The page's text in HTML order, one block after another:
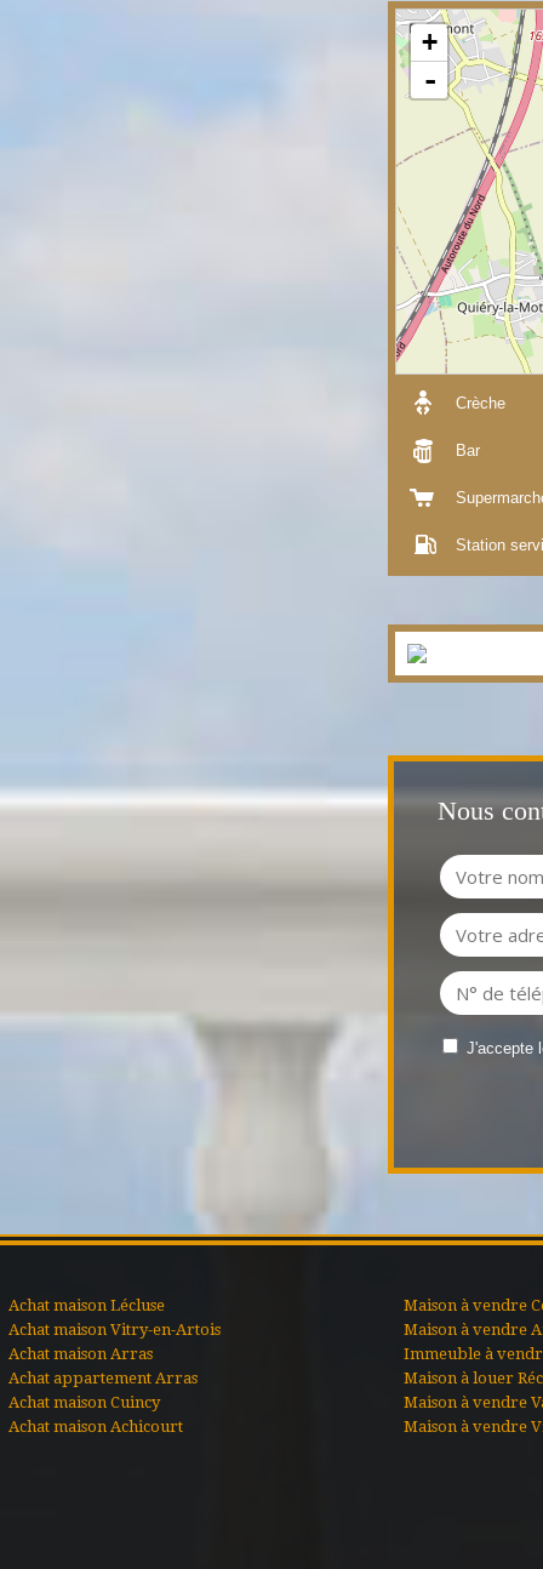
+
-
Crèche
Bar
Station
Nous
J'accepte
Achat maison Lécluse
Achat maison Vitry-en-Artois
Achat maison Arras
Achat appartement Arras
Achat maison Cuincy
Achat maison Achicourt
Maison à vendre
Maison à vendre
Immeuble à
Maison à louer
Maison à vendre
Maison à vendre